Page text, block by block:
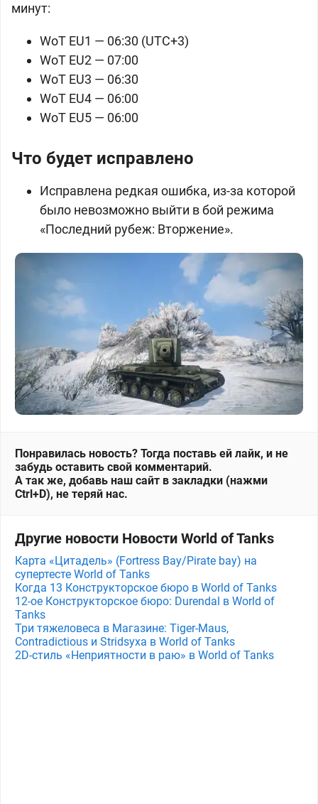
минут:
WoT EU1 — 06:30 (UTC+3)
WoT EU2 — 07:00
WoT EU3 — 06:30
WoT EU4 — 06:00
WoT EU5 — 06:00
Что будет исправлено
Исправлена редкая ошибка, из-за которой
было невозможно выйти в бой режима
«Последний рубеж: Вторжение».
Понравилась новость? Тогда поставь ей лайк, и не
забудь оставить свой комментарий.
А так же, добавь наш сайт в закладки (нажми
Ctrl+D), не теряй нас.
Другие новости Новости World of Tanks
Карта «Цитадель» (Fortress Bay/Pirate bay) на
супертесте World of Tanks
Когда 13 Конструкторское бюро в World of Tanks
12-ое Конструкторское бюро: Durendal в World of
Tanks
Три тяжеловеса в Магазине: Tiger-Maus,
Contradictious и Stridsyxa в World of Tanks
2D-стиль «Неприятности в раю» в World of Tanks